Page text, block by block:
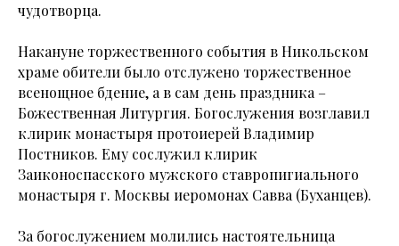
чудотворца.
Накануне торжественного события в Никольском
храме обители было отслужено торжественное
всенощное бдение, а в сам день праздника –
Божественная Литургия. Богослужения возглавил
клирик монастыря протоиерей Владимир
Постников. Ему сослужил клирик
Заиконоспасского мужского ставропигиального
монастыря г. Москвы иеромонах Савва (Буханцев).
За богослужением молились настоятельница